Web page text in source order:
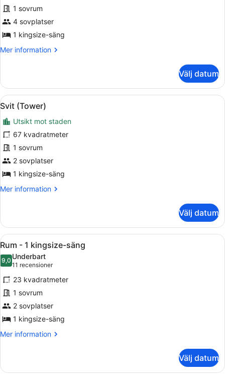
Executive
(Venice
View)
1 sovrum
4 sovplatser
1 kingsize-säng
Mer information
Mer
Executive
(Venice
View)
Välj datum
Öppna
alla
foton
för
Svit
(Tower)
Ett modernt hotellrum med en
5
Svit (Tower)
Utsikt mot staden
67 kvadratmeter
1 sovrum
2 sovplatser
1 kingsize-säng
Mer information
Mer
(Tower)
Välj datum
Öppna
alla
foton
för
Rum
-
1
kingsize-
säng
Ett hotellrum med en stor säng,
6
Rum - 1 kingsize-säng
9,09,0 av 10
Underbart
11 recensioner
(11 recensioner)
23 kvadratmeter
1 sovrum
2 sovplatser
1 kingsize-säng
Mer information
Mer
-
Välj datum